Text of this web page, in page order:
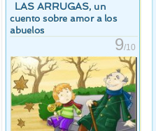
LAS ARRUGAS, un
cuento sobre amor a los
abuelos
9/10